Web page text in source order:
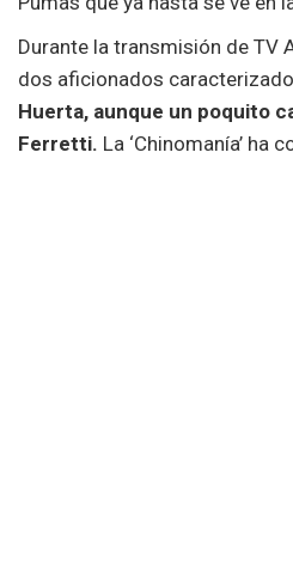
Durante la transmisión de TV
dos aficionados
Huerta, aunque un poquito
Ferretti. La ‘Chinomanía’ ha